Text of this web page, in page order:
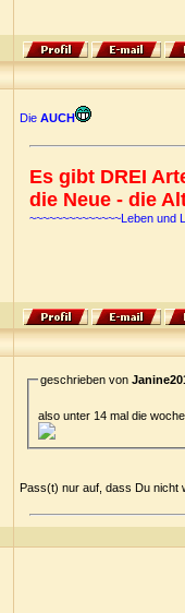
Die AUCH
Es gibt DREI
die Neue - die
~~~~~~~~~~~~~~Leben und
geschrieben von
also unter 14 mal die
Pass(t) nur auf, dass Du nicht